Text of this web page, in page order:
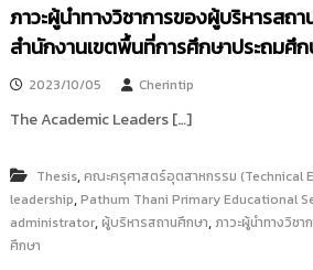
s
i
o
r
:
ค
ลั
ง
ล
ธั
ญ
บุ
ภาวะผู้นำทางวิชาการของผู้บริหารสถ
สำนักงานเขตพื้นที่การศึกษาประถมศึก
2023/10/05 Cherintip
The Academic Leaders […]
Thesis,คณะครุศาสตร์อุตสาหกรรม (Technical
leadership,Pathum Thani Primary Educational
administrator,ผู้บริหารสถานศึกษา, ภาวะผู้นำทางวิชา
ศึกษา